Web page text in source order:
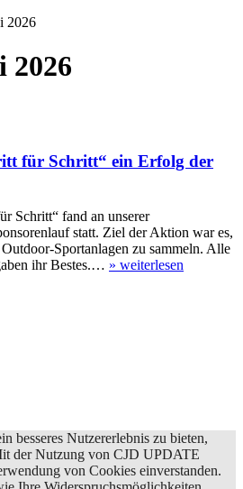
2026
2026
für Schritt“ ein Erfolg der
Schritt“ fand an unserer
statt. Ziel der Aktion war es,
Sportanlagen zu sammeln. Alle
ihr Bestes.… » weiterlesen
besseres Nutzererlebnis zu bieten,
der Nutzung von CJD UPDATE
von Cookies einverstanden.